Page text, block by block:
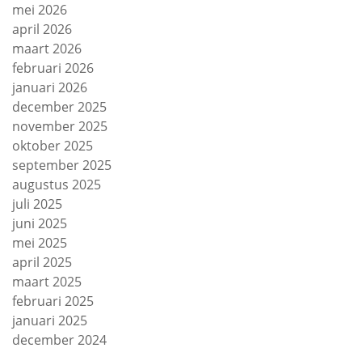
mei 2026
april 2026
maart 2026
februari 2026
januari 2026
december 2025
november 2025
oktober 2025
september 2025
augustus 2025
juli 2025
juni 2025
mei 2025
april 2025
maart 2025
februari 2025
januari 2025
december 2024